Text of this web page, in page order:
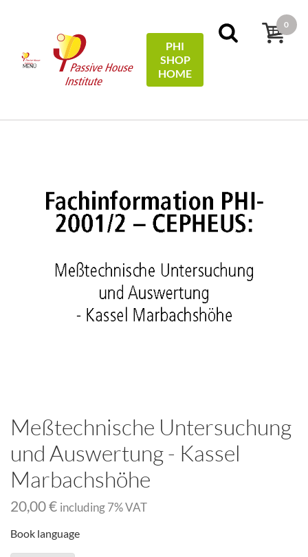
MENÜ
PHI
SHOP
HOME
0
Technical Information
Meßtechnische
Meßtechnische Untersuchung
und Auswertung - Kassel
Marbachshöhe
20,00 € including 7% VAT
Book language